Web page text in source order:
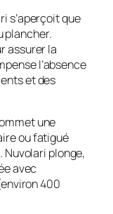
s’aperçoit que
plancher.
assurer la
l’absence
et des
une
ou fatigué
Nuvolari plonge,
avec
400